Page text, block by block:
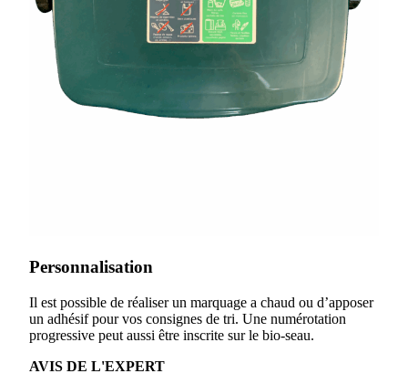
Personnalisation
Il est possible de réaliser un marquage a chaud ou d’apposer
un adhésif pour vos consignes de tri. Une numérotation
progressive peut aussi être inscrite sur le bio-seau.
AVIS DE L'EXPERT